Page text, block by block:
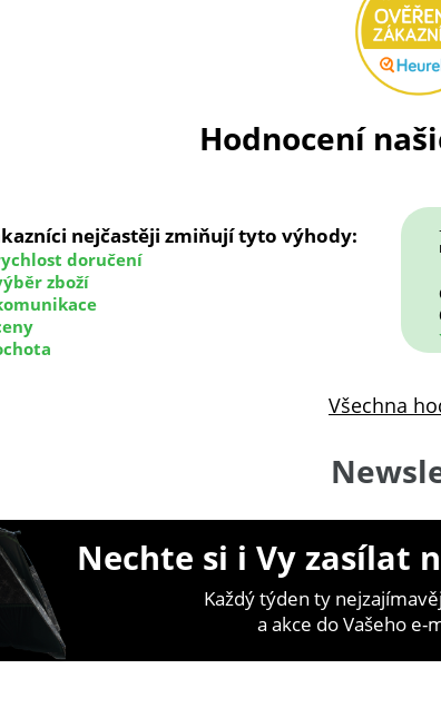
Hodnocení
nejčastěji zmiňují tyto výhody:
doručení
zboží
Všechna
Nechte si i Vy zasílat
Každý týden ty
a akce do Vašeho e-